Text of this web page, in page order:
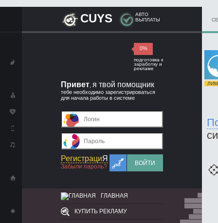
CUYS
АВТО
ВЫПЛАТЫ
0%
подготовка к
заработку и
рекламе
Привет я твой помощник
тебе необходимо зарегистрироваться
для начала работы в системе
РегистрациЯ
Забыли пароль?
ВОЙТИ
ГЛАВНАЯ
КУПИТЬ РЕКЛАМУ